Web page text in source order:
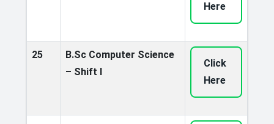
Here
25
B.Sc Computer Science
– Shift I
Click
Here